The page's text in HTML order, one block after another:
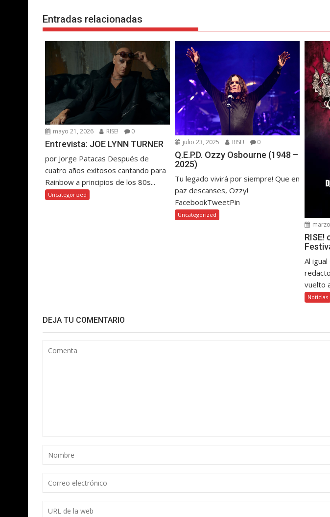
Entradas relacionadas
mayo 21, 2026 RISE! 0
Entrevista: JOE LYNN TURNER
por Jorge Patacas Después de
cuatro años exitosos cantando para
Rainbow a principios de los 80s...
Uncategorized
julio 23, 2025 RISE! 0
Q.E.P.D. Ozzy Osbourne (1948 –
2025)
Tu legado vivirá por siempre! Que en
paz descanses, Ozzy!
FacebookTweetPin
Uncategorized
RISE!
Al
vuelto
Noticias
DEJA TU COMENTARIO